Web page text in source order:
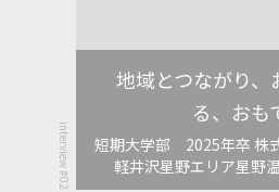
地域とつながり、
る、おも
短期大学部 2025年卒 株
軽井沢星野エリア星野
interview #02